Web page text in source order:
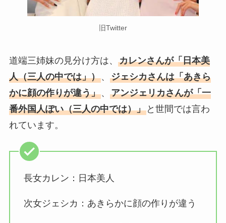
旧Twitter
道端三姉妹の見分け方は、 カレンさんが「日本美
人（三人の中では」）、 ジェシカさんは「あきら
かに顔の作りが違う」、 アンジェリカさんが「一
番外国人ぽい（三人の中では）」と世間では言わ
れています。
長女カレン：日本美人
次女ジェシカ：あきらかに顔の作りが違う